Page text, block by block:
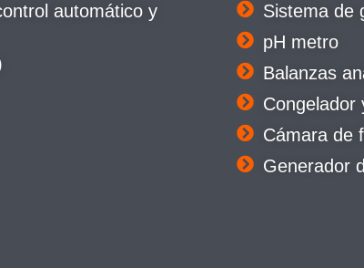
automático y
Sistema de
pH metro
Balanzas
Congelador
Cámara de
Generador